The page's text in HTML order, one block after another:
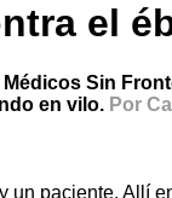
el
Sin
en vilo. Por
un paciente. Allí